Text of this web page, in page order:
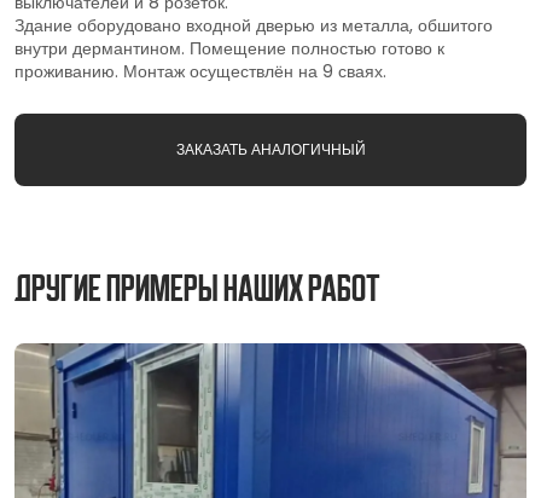
Здание оборудовано входной дверью из металла, обшитого
внутри дермантином. Помещение полностью готово к
проживанию. Монтаж осуществлён на 9 сваях.
ЗАКАЗАТЬ АНАЛОГИЧНЫЙ
Другие примеры наших работ